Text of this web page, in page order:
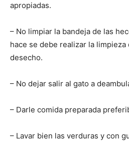
apropiadas.
– No limpiar la bandeja de las
hace se debe realizar la limpieza
desecho.
– No dejar salir al gato a
– Darle comida preparada
– Lavar bien las verduras y con